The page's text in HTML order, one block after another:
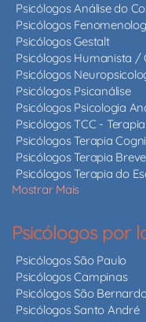
Psicólogos Análise do
Psicólogos
Psicólogos Gestalt
Psicólogos Humanista /
Psicólogos
Psicólogos Psicanálise
Psicólogos Psicologia
Psicólogos TCC -
Psicólogos Terapia
Psicólogos Terapia Breve
Psicólogos Terapia do
Mostrar Mais
Psicólogos por
Psicólogos São Paulo
Psicólogos Campinas
Psicólogos São
Psicólogos Santo André